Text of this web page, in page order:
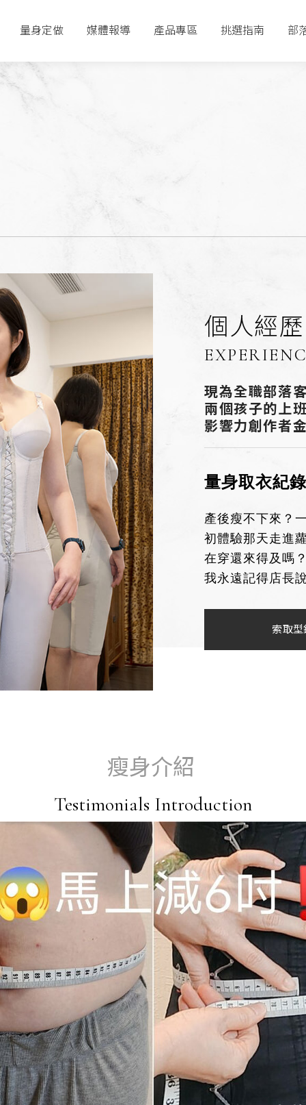
量身定做 媒體報導 產品專區 挑選指南 部
個人經歷
現為全職部落
兩個孩子的上
影響力創作者
量身取衣紀錄
產後瘦不下來？
初體驗那天走進
在穿還來得及嗎
我永遠記得店長
索取型
瘦身介紹
Testimonials Introduction